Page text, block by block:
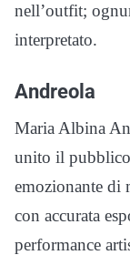
nell’outfit;
interpretato.
Andreola
Maria Albina
unito il pubblico
emozionante di
con accurata
performance